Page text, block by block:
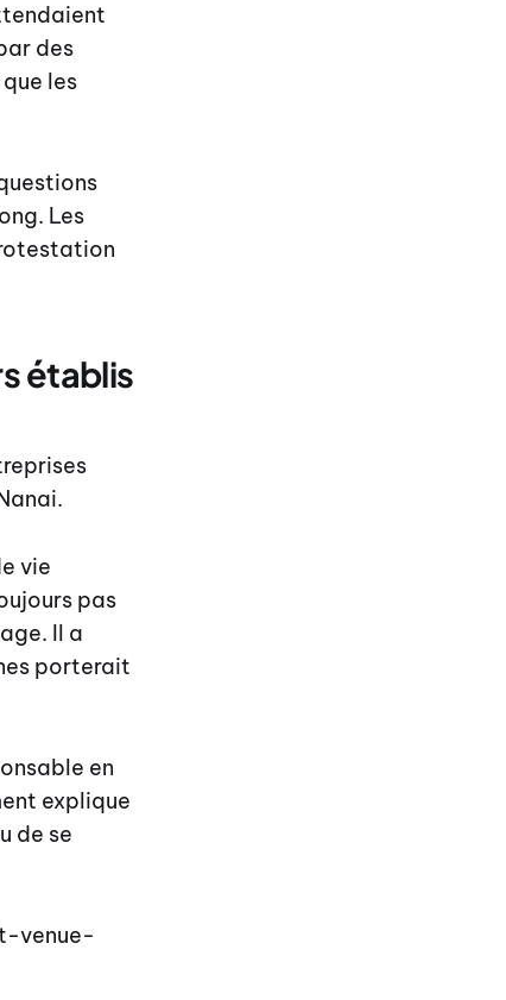
des
les
Les
établis
vie
pas
Il a
porterait
en
explique
de se
venue-